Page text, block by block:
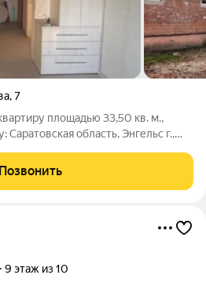
,7
площадью 33,50 кв. м.,
область, Энгельс г.,
номер объекта
Позвонить
9 этаж из 10